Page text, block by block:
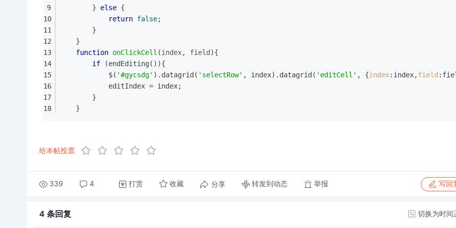
		}
else {
return false;
		}
	}
function onClickCell (index, field){
if (endEditing()){
			$(
'#gycsdg' ).datagrid( 'selectRow' , index).datagrid( 'editCell' , {index:index,field
			editIndex = index;
		}
	}
给本帖投票
339 4 打赏 收藏 分享 转发到动态 举报 写回
4 条回复 切换为时间